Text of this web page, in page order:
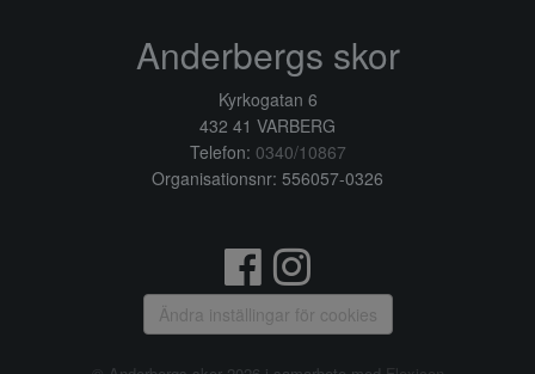
Anderbergs skor
Kyrkogatan 6
432 41 VARBERG
Telefon: 0340/10867
Organisationsnr: 556057-0326
Ändra inställingar för cookies